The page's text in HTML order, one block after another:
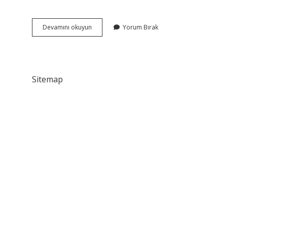
Devamını okuyun
Durumlarda
Yorum Bırak
Sitemap